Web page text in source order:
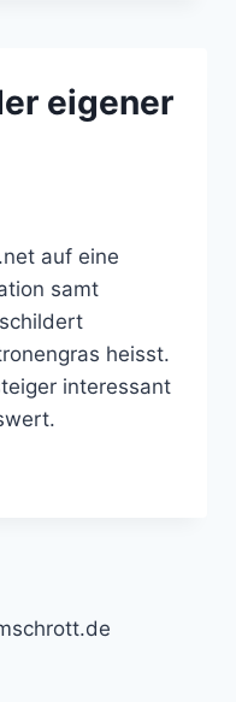
eigener
auf eine
samt
heisst.
interessant